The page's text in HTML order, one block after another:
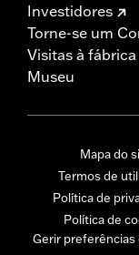
Investidores
Torne-se um
Visitas à fábrica
Museu
Mapa do
Termos de
Política de
Política de
Gerir preferências